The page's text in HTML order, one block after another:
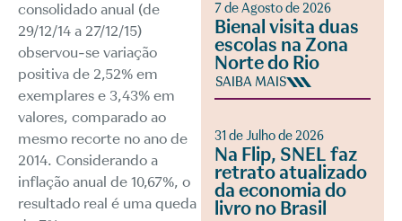
consolidado anual (de
29/12/14 a 27/12/15)
observou-se variação
positiva de 2,52% em
exemplares e 3,43% em
valores, comparado ao
mesmo recorte no ano de
2014. Considerando a
inflação anual de 10,67%, o
resultado real é uma queda
7 de Agosto de 2026
Bienal visita duas
escolas na Zona
Norte do Rio
SAIBA MAIS
31 de Julho de 2026
Na Flip, SNEL faz
retrato atualizado
da economia do
livro no Brasil